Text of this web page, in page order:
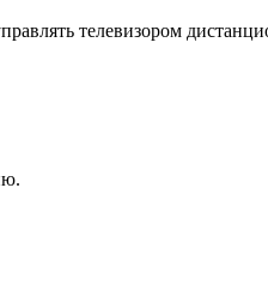
телевизором